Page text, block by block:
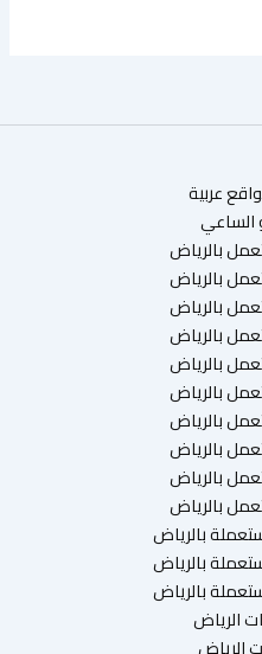
عربية
بالرياض
بالرياض
بالرياض
بالرياض
بالرياض
بالرياض
بالرياض
بالرياض
بالرياض
بالرياض
بالرياض
بالرياض
بالرياض
الرياض